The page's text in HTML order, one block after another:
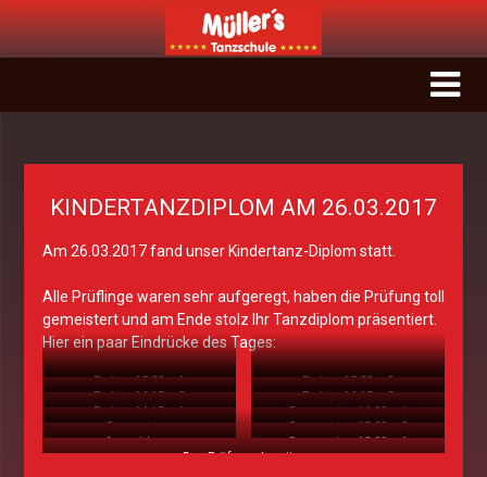
Müller`s
Tanzschule
KINDERTANZDIPLOM AM 26.03.2017
Am 26.03.2017 fand unser Kindertanz-Diplom statt.
Alle Prüflinge waren sehr aufgeregt, haben die Prüfung toll
gemeistert und am Ende stolz Ihr Tanzdiplom präsentiert.
Hier ein paar Eindrücke des Tages:
Freitag 15:30 – 1
Freitag 15:30 – 2
Freitag 14:15 – 3
Freitag 14:15 – 2
Freitag 14:15 – 1
Donnerstag 16:30 – 1
Donnerstag
Donnerstag 15:20 – 2
Anmeldung
Donnerstag 15:30 – 1
Das Prüfungskomitee